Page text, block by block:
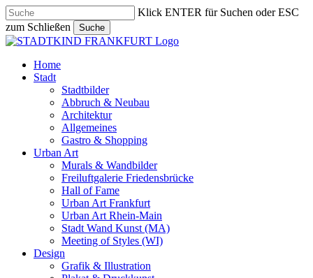
Skip
to
main
content
Klick ENTER für Suchen oder ESC
zum Schließen
Suche
Close
search
Menu
Home
Stadt
Stadtbilder
Abbruch & Neubau
Architektur
Allgemeines
Gastro & Shopping
Urban Art
Murals & Wandbilder
Freiluftgalerie Friedensbrücke
Hall of Fame
Urban Art Frankfurt
Urban Art Rhein-Main
Stadt Wand Kunst (MA)
Meeting of Styles (WI)
Design
Grafik & Illustration